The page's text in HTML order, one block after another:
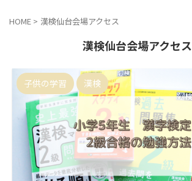
HOME > 漢検仙台会場アクセス
漢検仙台会場アクセス
子供の学習 漢検